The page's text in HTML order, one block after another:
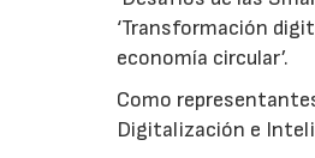
‘Transformación
economía circular’.
Como
Digitalización e